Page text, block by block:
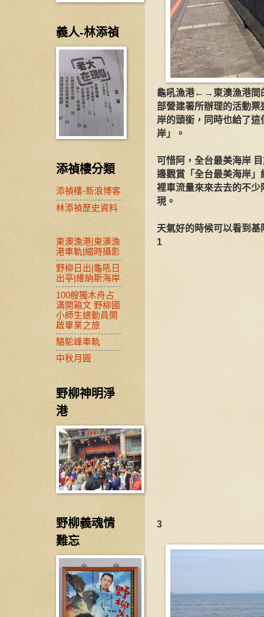
龜吼漁港←→東澳漁港間
部營建署所辦理的活動
岸的頭銜，同時也給了
岸」。
可惜阿，全台最美海岸
邊觀賞「全台最美海岸」
裡車流量來來去去的不
現。
天氣好的時候可以看到基
1
3
義人-林添禎
添禎樓分類
添禎樓-新浪博客
林添禎歷史資料
東澳漁港|東澳漁
港車軌|縮時攝影
野柳日出|龜吼日
出亭|維納斯海岸
100艘獨木舟占
滿開箱文 野柳國
小師生總動員開
啟畢業之旅
駱駝峰車軌
中秋月圓
野柳神明淨
港
野柳義魂情
難忘